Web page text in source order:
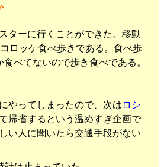
ターに行くことができた。移動
ロッケ食べ歩きである。食べ歩
べてないので歩き食べである。
やってしまったので、次は ロシ
帰省するという温めすぎ企画で
い人に聞いたら交通手段がない